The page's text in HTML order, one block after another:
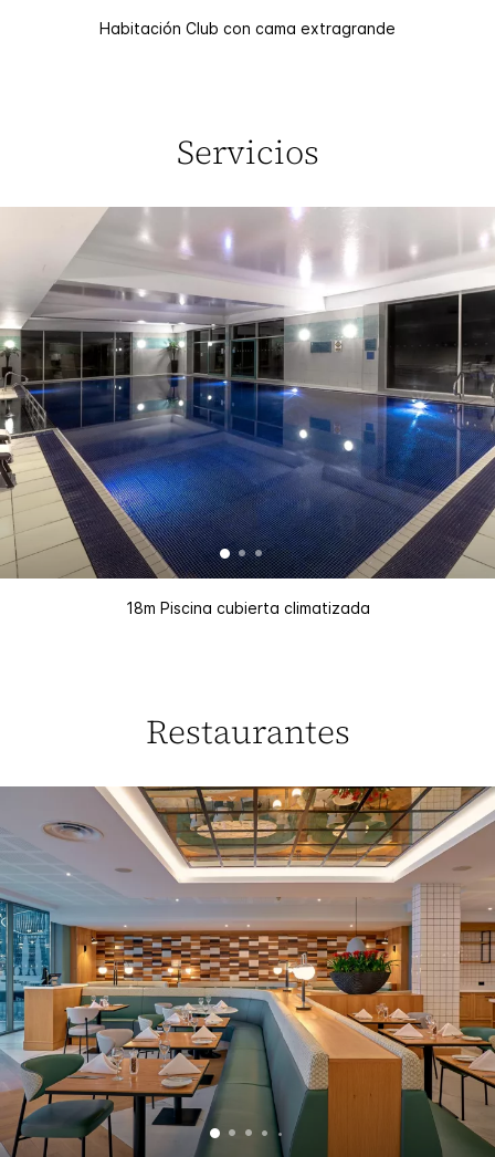
Habitación Club con cama extragrande
Servicios
18m Piscina cubierta climatizada
Restaurantes